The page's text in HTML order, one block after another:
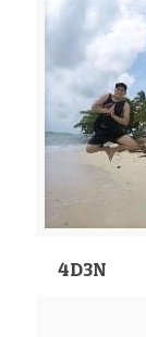
4D3N